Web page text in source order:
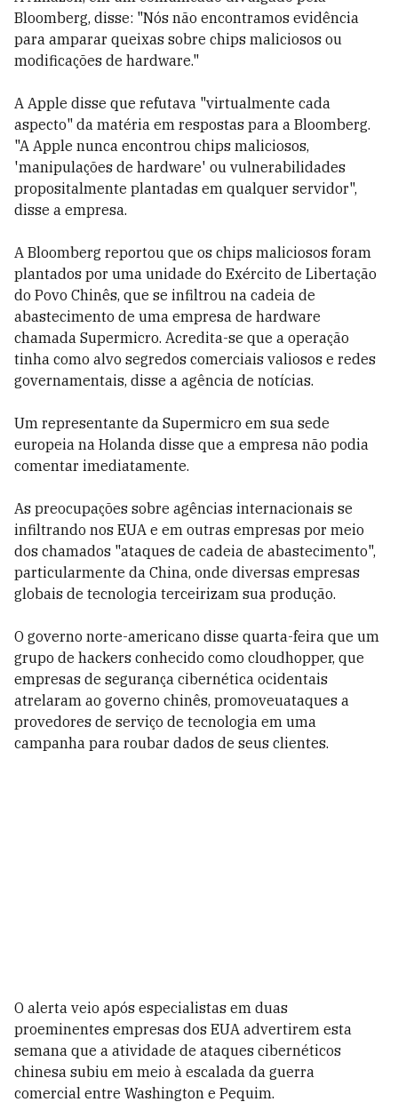
Bloomberg, disse: "Nós não encontramos evidência
para amparar queixas sobre chips maliciosos ou
modificações de hardware."
A Apple disse que refutava "virtualmente cada
aspecto" da matéria em respostas para a Bloomberg.
"A Apple nunca encontrou chips maliciosos,
'manipulações de hardware' ou vulnerabilidades
propositalmente plantadas em qualquer servidor",
disse a empresa.
A Bloomberg reportou que os chips maliciosos foram
plantados por uma unidade do Exército de Libertação
do Povo Chinês, que se infiltrou na cadeia de
abastecimento de uma empresa de hardware
chamada Supermicro. Acredita-se que a operação
tinha como alvo segredos comerciais valiosos e redes
governamentais, disse a agência de notícias.
Um representante da Supermicro em sua sede
europeia na Holanda disse que a empresa não podia
comentar imediatamente.
As preocupações sobre agências internacionais se
infiltrando nos EUA e em outras empresas por meio
dos chamados "ataques de cadeia de abastecimento",
particularmente da China, onde diversas empresas
globais de tecnologia terceirizam sua produção.
O governo norte-americano disse quarta-feira que um
grupo de hackers conhecido como cloudhopper, que
empresas de segurança cibernética ocidentais
atrelaram ao governo chinês, promoveuataques a
provedores de serviço de tecnologia em uma
campanha para roubar dados de seus clientes.
O alerta veio após especialistas em duas
proeminentes empresas dos EUA advertirem esta
semana que a atividade de ataques cibernéticos
chinesa subiu em meio à escalada da guerra
comercial entre Washington e Pequim.